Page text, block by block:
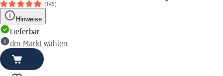
(145)
Hinweise
Lieferbar
dm-Markt wählen